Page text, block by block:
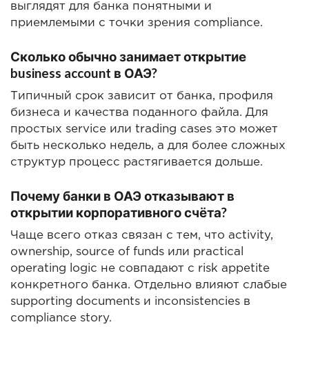
выглядят для банка понятными и
приемлемыми с точки зрения compliance.
Сколько обычно занимает открытие
business account в ОАЭ?
Типичный срок зависит от банка, профиля
бизнеса и качества поданного файла. Для
простых service или trading cases это может
быть несколько недель, а для более сложных
структур процесс растягивается дольше.
Почему банки в ОАЭ отказывают в
открытии корпоративного счёта?
Чаще всего отказ связан с тем, что activity,
ownership, source of funds или practical
operating logic не совпадают с risk appetite
конкретного банка. Отдельно влияют слабые
supporting documents и inconsistencies в
compliance story.